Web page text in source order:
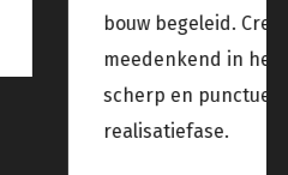
open en
ontwerp proces,